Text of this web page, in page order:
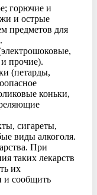
горючие и
и острые
предметов для
прочие).
(петарды,
коньки,
сигареты,
виды алкоголя.
При
таких лекарств
их
и сообщить